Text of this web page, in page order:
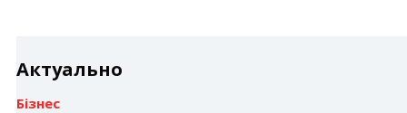
Актуально
Бізнес